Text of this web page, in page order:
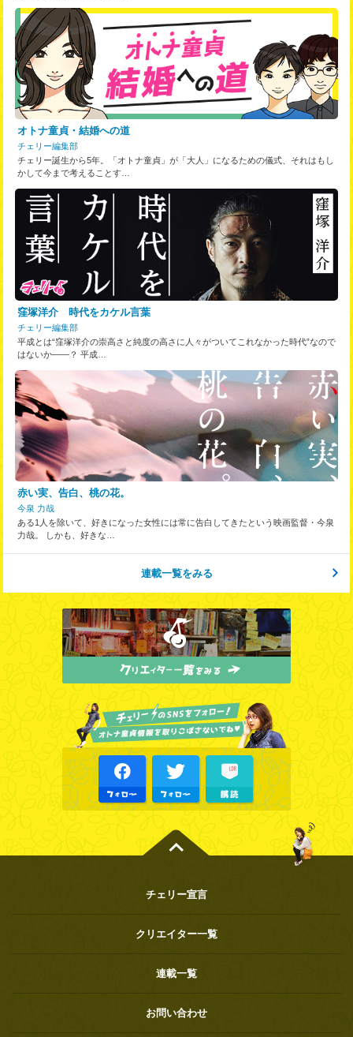
オトナ童貞・結婚への道
チェリー編集部
チェリー誕生から5年。「オトナ童貞」が「大人」になるための儀式、それはもし
かして今まで考えることす…
窪塚洋介 時代をカケル言葉
チェリー編集部
平成とは“窪塚洋介の崇高さと純度の高さに人々がついてこれなかった時代”なので
はないか――？ 平成…
赤い実、告白、桃の花。
今泉 力哉
ある1人を除いて、好きになった女性には常に告白してきたという映画監督・今泉
力哉。 しかも、好きな…
連載一覧をみる
チェリー宣言
クリエイター一覧
連載一覧
お問い合わせ